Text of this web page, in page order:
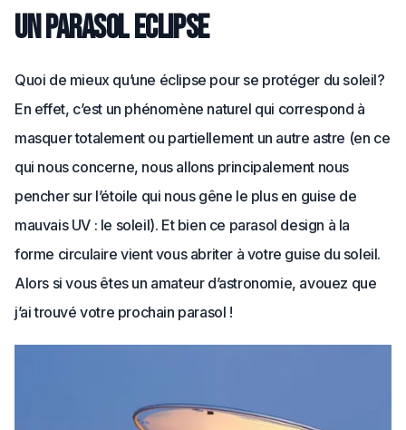
Un parasol eclipse
Quoi de mieux qu’une éclipse pour se protéger du soleil?
En effet, c’est un phénomène naturel qui correspond à
masquer totalement ou partiellement un autre astre (en ce
qui nous concerne, nous allons principalement nous
pencher sur l’étoile qui nous gêne le plus en guise de
mauvais UV : le soleil). Et bien ce parasol design à la
forme circulaire vient vous abriter à votre guise du soleil.
Alors si vous êtes un amateur d’astronomie, avouez que
j’ai trouvé votre prochain parasol !